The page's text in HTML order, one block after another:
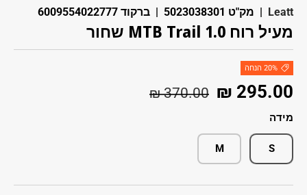
Leatt
| מק"ט 5023038301
| ברקוד 6009554022777
מעיל רוח MTB Trail 1.0 שחור
20% הנחה
מחיר מבצע
295.00 ₪ מחיר רגיל
370.00 ₪
מידה
S
M